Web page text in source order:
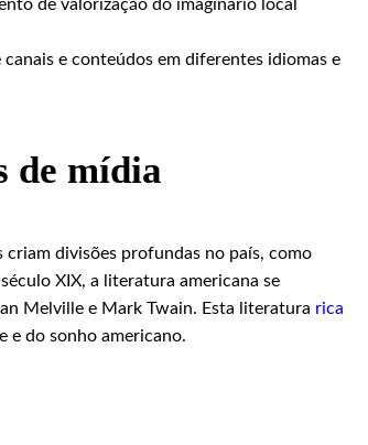
de valorização do imaginário local
e conteúdos em diferentes idiomas e
de mídia
divisões profundas no país, como
XIX, a literatura americana se
Melville e Mark Twain. Esta literatura rica
e do sonho americano.